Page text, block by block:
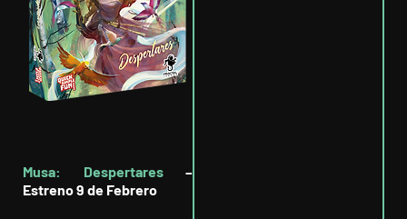
Musa: Despertares–
Estreno 9 de Febrero